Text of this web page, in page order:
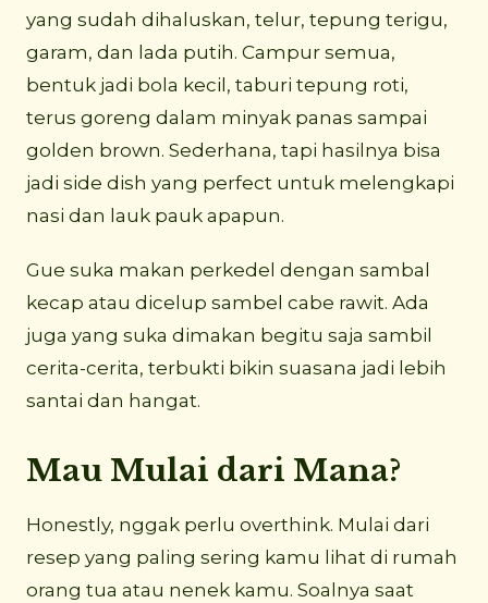
yang sudah dihaluskan, telur, tepung terigu,
garam, dan lada putih. Campur semua,
bentuk jadi bola kecil, taburi tepung roti,
terus goreng dalam minyak panas sampai
golden brown. Sederhana, tapi hasilnya bisa
jadi side dish yang perfect untuk melengkapi
nasi dan lauk pauk apapun.
Gue suka makan perkedel dengan sambal
kecap atau dicelup sambel cabe rawit. Ada
juga yang suka dimakan begitu saja sambil
cerita-cerita, terbukti bikin suasana jadi lebih
santai dan hangat.
Mau Mulai dari Mana?
Honestly, nggak perlu overthink. Mulai dari
resep yang paling sering kamu lihat di rumah
orang tua atau nenek kamu. Soalnya saat